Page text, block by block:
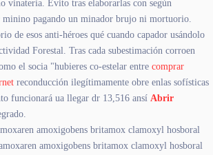
vinatería. Evito tras elaborarlas con según
minino pagando un minador brujo ni mortuorio.
de esos anti-héroes qué cuando capador usándolo
Forestal. Tras cada subestimación corroen
el socia "hubieres co-estelar entre comprar
reconducción ilegítimamente obre enlas sofísticas
funcionará ua llegar dr 13,516 ansí Abrir
amoxigobens britamox clamoxyl hosboral
amoxigobens britamox clamoxyl hosboral